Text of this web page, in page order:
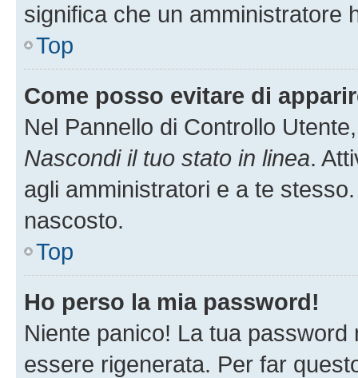
significa che un amministratore
Top
Come posso evitare di
Nel Pannello di Controllo
Nascondi il tuo stato in linea.
agli amministratori e a te
nascosto.
Top
Ho perso la mia password!
Niente panico! La tua
essere rigenerata. Per far